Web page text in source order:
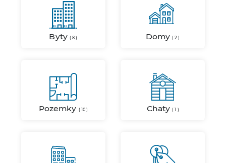
Byty ( 8 ) Domy( 2 )
Pozemky ( 10 ) Chaty( 1 )